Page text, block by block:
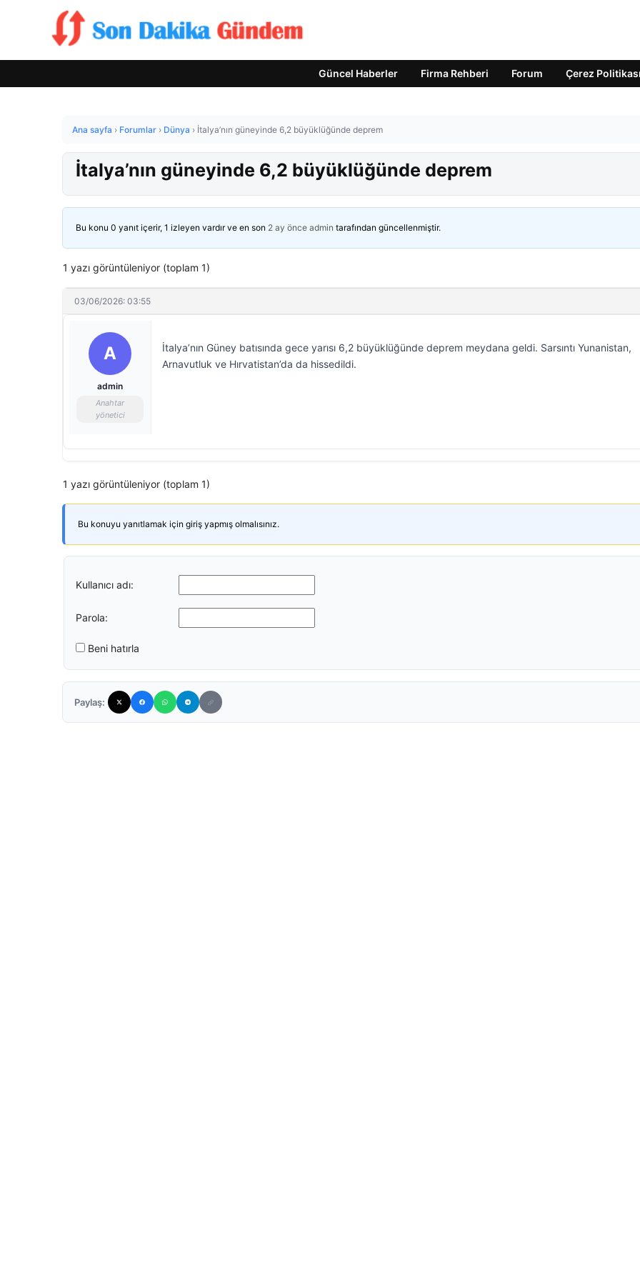
Güncel Haberler Firma Rehberi Forum Çerez Politikası
Ana sayfa › Forumlar › Dünya › İtalya’nın güneyinde 6,2 büyüklüğünde deprem
İtalya’nın güneyinde 6,2 büyüklüğünde deprem
Bu konu 0 yanıt içerir, 1 izleyen vardır ve en son 2 ay önce admin tarafından güncellenmiştir.
1 yazı görüntüleniyor (toplam 1)
03/06/2026: 03:55
A
admin
Anahtar
yönetici
İtalya’nın Güney batısında gece yarısı 6,2 büyüklüğünde deprem meydana geldi. Sarsıntı Yunanistan,
Arnavutluk ve Hırvatistan’da da hissedildi.
1 yazı görüntüleniyor (toplam 1)
Bu konuyu yanıtlamak için giriş yapmış olmalısınız.
Kullanıcı adı:
Parola:
Beni hatırla
Paylaş: